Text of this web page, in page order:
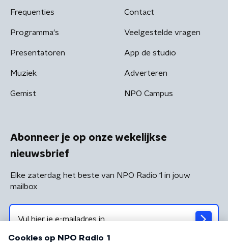
Frequenties
Programma's
Presentatoren
Muziek
Gemist
Contact
Veelgestelde vragen
App de studio
Adverteren
NPO Campus
Abonneer je op onze wekelijkse
nieuwsbrief
Elke zaterdag het beste van NPO Radio 1 in jouw
mailbox